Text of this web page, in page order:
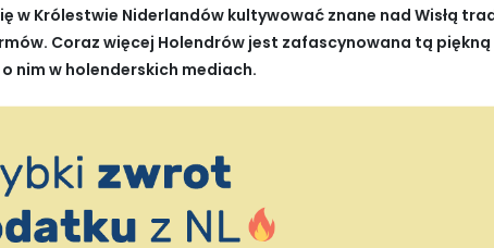
w Królestwie Niderlandów kultywować znane nad Wisłą
Coraz więcej Holendrów jest zafascynowana tą
nim w holenderskich mediach.